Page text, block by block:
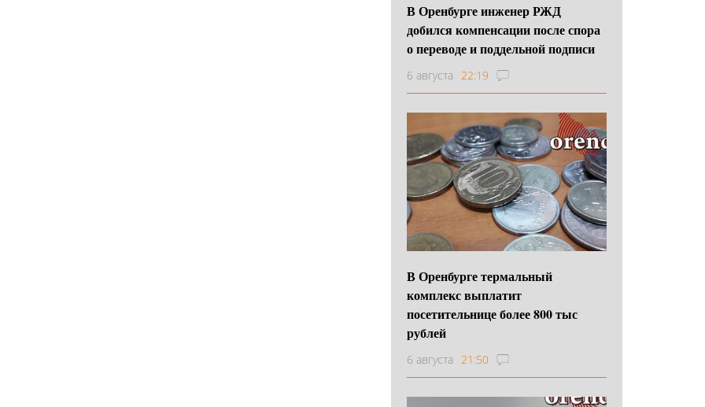
В Оренбурге инженер РЖД
добился компенсации после спора
о переводе и поддельной подписи
6 августа 22:19
В Оренбурге термальный
комплекс выплатит
посетительнице более 800 тыс
рублей
6 августа 21:50